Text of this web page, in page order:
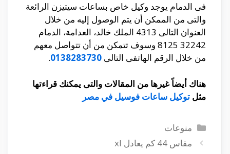
فى الدمام يوجد وكيل خاص بساعات سيتيزن الرائعة
والتى من الممكن أن يتم الوصول إليه من خلال
العنوان التالى 4313 الملك خالد، العدامة، الدمام
32242 8125 وسوف تتمكن من أن تتواصل معهم
من خلال الرقم الهاتفى التالى 0138283730
.
هناك أيضاً غيرها من المقالات والتى يمكنك قراءتها
مثل توكيل ساعات فوسيل في مصر
التصنيفات
منوعات
مقاس 44 كم يعادل xl